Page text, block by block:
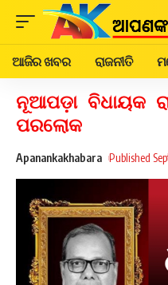
ଆଜିର ଖବର ରାଜନୀତି
ନୂଆପଡ଼ା ବିଧାୟକ
ପରଲୋକ
Apanankakhabara Published